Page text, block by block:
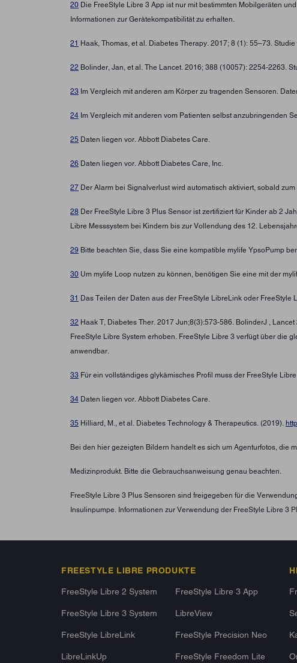
20 Die FreeStyle Libre 3 App ist nur mit bestimmten Mobilgeräten
Informationen zur Gerätekompatibilität zu erhalten.
21 Haak, Thomas, et al. Diabetes Therapy. 2017; 8 (1): 55–73.
22 Bolinder, Jan, et al. The Lancet. 2016; 388 (10057): 2254-2263.
23 Im Vergleich mit anderen am Körper zu tragenden Sensoren.
24 Im Vergleich mit anderen vom Patienten selbst anzubringenden
25 Daten liegen vor. Abbott Diabetes Care.
26 Daten liegen vor. Abbott Diabetes Care, Inc.
27 Der Alarm bei Signalverlust wird automatisch aktiviert, sobald
28 Der FreeStyle Libre 3 Plus Sensor ist zertifiziert für Kinder ab 2
Libre Messsystem bei Kindern bis zur Vollendung des 12.
29 Bitte beachten Sie, dass Sie eine kompatible mylife YpsoPump
30 Um mylife Loop nutzen zu können, benötigen Sie eine mit der
31 Das Teilen der Daten aus der FreeStyle LibreLink oder
32 Haak T, Diabetes Ther. 2017 Jun;8(3):573-586. BolinderJ ,
FreeStyle Libre System erhoben. FreeStyle Libre 3 verfügt über die
anwendbar.
33 Für ein vollständiges glykämisches Profil muss der FreeStyle
34 Daten liegen vor. Abbott Diabetes Care.
35 Hilliard, M., et al. Diabetes Technology & Therapeutics. (2019).
Bei den hier gezeigten Bildern handelt es sich um Agenturfotos, die
Medizinprodukt. Bitte die Gebrauchsanweisung genau beachten.
FreeStyle Libre 3 Plus Sensoren sind freigegeben für die
Insulinpumpe. Informationen zur Verwendung der FreeStyle Libre 3
FREESTYLE LIBRE PRODUKTE
FreeStyle Libre 2 System
FreeStyle Libre 3 System
FreeStyle LibreLink
LibreLinkUp
FreeStyle Libre 3 App
LibreView
FreeStyle Precision Neo
FreeStyle Freedom Lite